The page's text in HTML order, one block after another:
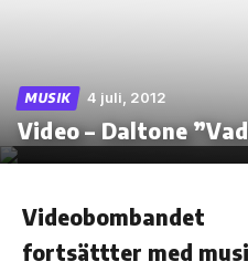
Skip
the
MUSIK 4 juli, 2012
Video – Daltone
Videobombandet
fortsättter med